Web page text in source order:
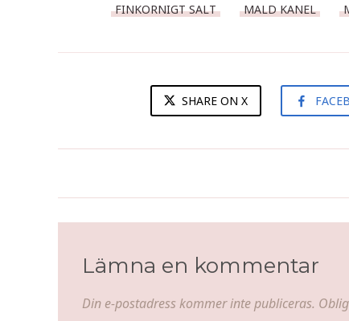
FINKORNIGT SALT
MALD KANEL
SHARE ON X
Lämna en kommentar
Din e-postadress kommer inte publiceras.